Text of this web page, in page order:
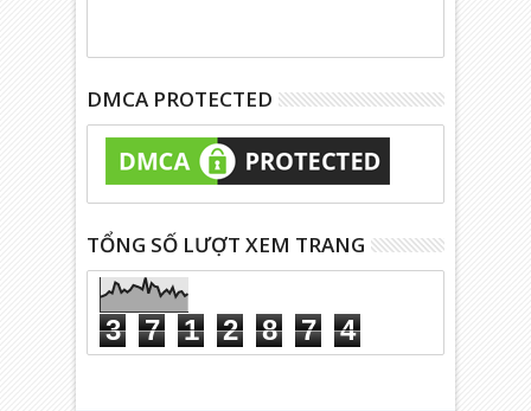
DMCA PROTECTED
TỔNG SỐ LƯỢT XEM TRANG
3 7 1 2 8 7 4